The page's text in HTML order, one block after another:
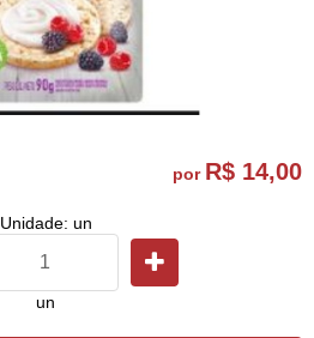
por R$ 14,00
Unidade: un
un